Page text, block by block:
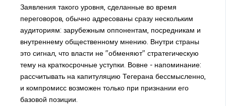
Заявления такого уровня, сделанные во время
переговоров, обычно адресованы сразу нескольким
аудиториям: зарубежным оппонентам, посредникам и
внутреннему общественному мнению. Внутри страны
это сигнал, что власти не "обменяют" стратегическую
тему на краткосрочные уступки. Вовне - напоминание:
рассчитывать на капитуляцию Тегерана бессмысленно,
и компромисс возможен только при признании его
базовой позиции.